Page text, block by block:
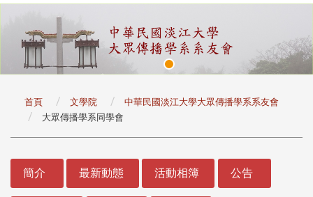
首頁 文學院
中華民國淡江大學大眾傳播學系系友會
大眾傳播學系同學會
簡介 最新動態 活動相簿 公告